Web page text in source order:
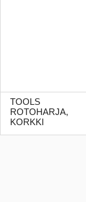
TOOLS
ROTOHARJA,
KORKKI